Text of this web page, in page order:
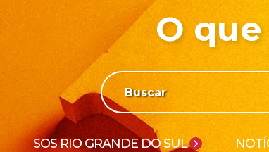
O
SOS RIO GRANDE DO SUL